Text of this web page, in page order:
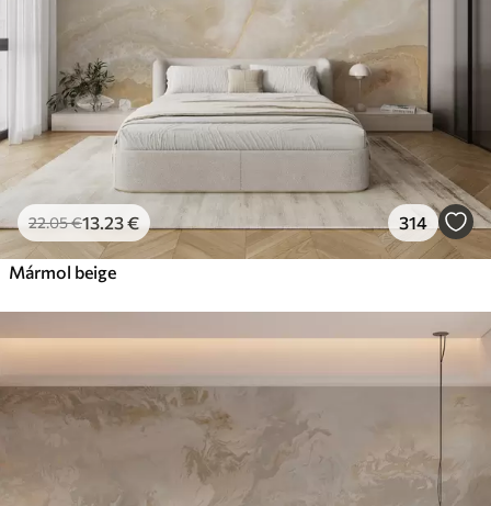
22.05€13 .23€ 314
Mármol beige